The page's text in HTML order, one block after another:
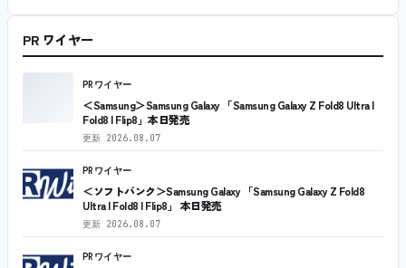
PR ワイヤー
PRワイヤー
＜Samsung＞Samsung Galaxy 「Samsung Galaxy Z Fold8 Ultra |
Fold8 | Flip8」本日発売
更新 2026.08.07
PRワイヤー
＜ソフトバンク＞Samsung Galaxy 「Samsung Galaxy Z Fold8
Ultra | Fold8 | Flip8」 本日発売
更新 2026.08.07
PRワイヤー